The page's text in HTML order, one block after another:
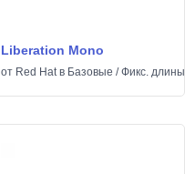
Liberation Mono
от Red Hatв Базовые /Фикс. длины